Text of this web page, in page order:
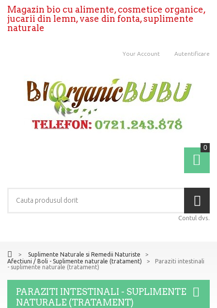
Magazin bio cu alimente, cosmetice organice,
jucarii din lemn, vase din fonta, suplimente
naturale
Autentificare
Your Account
0
Contul dvs.
> Suplimente Naturale si Remedii Naturiste
>
Afectiuni / Boli - Suplimente naturale (tratament)
>
Paraziti intestinali
- suplimente naturale (tratament)
PARAZITI INTESTINALI - SUPLIMENTE
NATURALE (TRATAMENT)